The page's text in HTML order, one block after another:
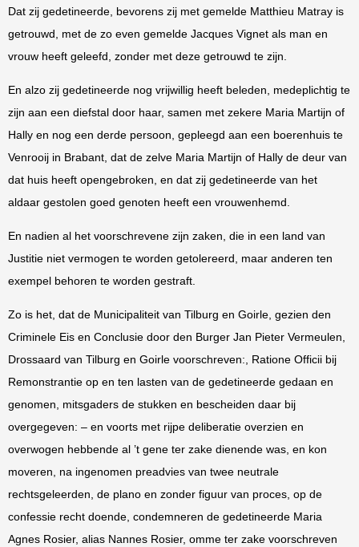
Dat zij gedetineerde, bevorens zij met gemelde Matthieu Matray is
getrouwd, met de zo even gemelde Jacques Vignet als man en
vrouw heeft geleefd, zonder met deze getrouwd te zijn.
En alzo zij gedetineerde nog vrijwillig heeft beleden, medeplichtig te
zijn aan een diefstal door haar, samen met zekere Maria Martijn of
Hally en nog een derde persoon, gepleegd aan een boerenhuis te
Venrooij in Brabant, dat de zelve Maria Martijn of Hally de deur van
dat huis heeft opengebroken, en dat zij gedetineerde van het
aldaar gestolen goed genoten heeft een vrouwenhemd.
En nadien al het voorschrevene zijn zaken, die in een land van
Justitie niet vermogen te worden getolereerd, maar anderen ten
exempel behoren te worden gestraft.
Zo is het, dat de Municipaliteit van Tilburg en Goirle, gezien den
Criminele Eis en Conclusie door den Burger Jan Pieter Vermeulen,
Drossaard van Tilburg en Goirle voorschreven:, Ratione Officii bij
Remonstrantie op en ten lasten van de gedetineerde gedaan en
genomen, mitsgaders de stukken en bescheiden daar bij
overgegeven: – en voorts met rijpe deliberatie overzien en
overwogen hebbende al ’t gene ter zake dienende was, en kon
moveren, na ingenomen preadvies van twee neutrale
rechtsgeleerden, de plano en zonder figuur van proces, op de
confessie recht doende, condemneren de gedetineerde Maria
Agnes Rosier, alias Nannes Rosier, omme ter zake voorschreven